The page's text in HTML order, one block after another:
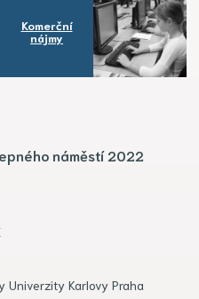
Komerční
nájmy
náměstí 2022
Univerzity Karlovy Praha